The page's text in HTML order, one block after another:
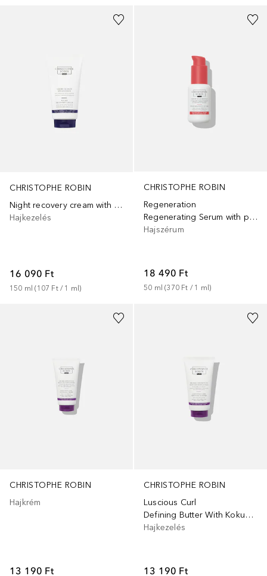
CHRISTOPHE ROBIN
Night recovery cream with white lotus flower
Hajkezelés
16 090 Ft
150 ml (107 Ft / 1 ml)
CHRISTOPHE ROBIN
Regeneration
Regenerating Serum with prickly pear oil
Hajszérum
18 490 Ft
50 ml (370 Ft / 1 ml)
CHRISTOPHE ROBIN
Hajkrém
13 190 Ft
CHRISTOPHE ROBIN
Luscious Curl
Defining Butter With Kokum Butter
Hajkezelés
13 190 Ft